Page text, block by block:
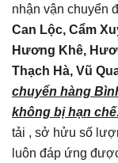
nhận vận chuyển
Can Lộc, Cẩm
Hương Khê,
Thạch Hà, Vũ
chuyển hàng
không bị hạn
tải , sở hửu số
luôn đáp ứng